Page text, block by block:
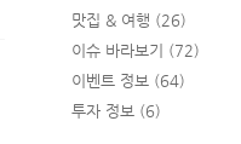
맛집 & 여행 (26)
이슈 바라보기 (72)
이벤트 정보 (64)
투자 정보 (6)